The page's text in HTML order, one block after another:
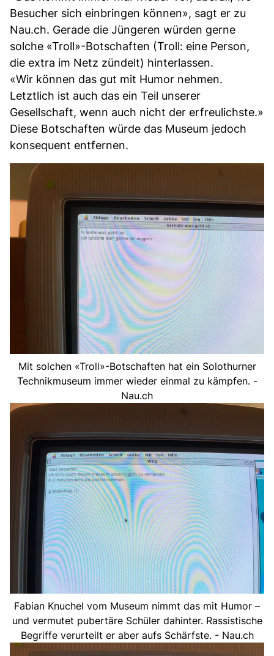
Besucher sich einbringen können», sagt er zu
Nau.ch. Gerade die Jüngeren würden gerne
solche «Troll»-Botschaften (Troll: eine Person,
die extra im Netz zündelt) hinterlassen.
«Wir können das gut mit Humor nehmen.
Letztlich ist auch das ein Teil unserer
Gesellschaft, wenn auch nicht der erfreulichste.»
Diese Botschaften würde das Museum jedoch
konsequent entfernen.
Mit solchen «Troll»-Botschaften hat ein Solothurner
Technikmuseum immer wieder einmal zu kämpfen. -
Nau.ch
Fabian Knuchel vom Museum nimmt das mit Humor –
und vermutet pubertäre Schüler dahinter. Rassistische
Begriffe verurteilt er aber aufs Schärfste. - Nau.ch